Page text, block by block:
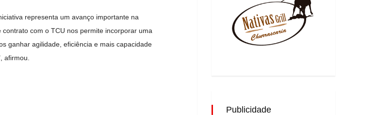
representa um avanço importante na
com o TCU nos permite incorporar uma
ganhar agilidade, eficiência e mais capacidade
afirmou.
Publicidade